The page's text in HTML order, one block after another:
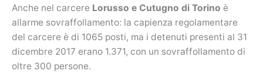
Anche nel carcere Lorusso e Cutugno di Torino è
allarme sovraffollamento: la capienza regolamentare
del carcere è di 1065 posti, ma i detenuti presenti al 31
dicembre 2017 erano 1.371, con un sovraffollamento di
oltre 300 persone.